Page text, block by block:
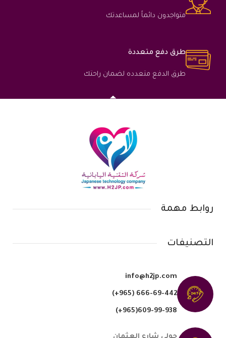
متواجدون دائماً لمساعدتك
طرق دفع متعددة
طرق الدفع متعدده لضمان راحتك
روابط مهمة
التصنيفات
info@h2jp.com
(+965) 666-69-442
609-99-938(965+)